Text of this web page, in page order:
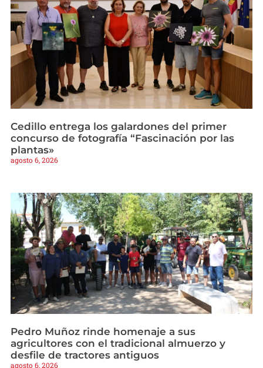
Cedillo entrega los galardones del primer
concurso de fotografía “Fascinación por las
plantas»
agosto 6, 2026
Pedro Muñoz rinde homenaje a sus
agricultores con el tradicional almuerzo y
desfile de tractores antiguos
agosto 6, 2026